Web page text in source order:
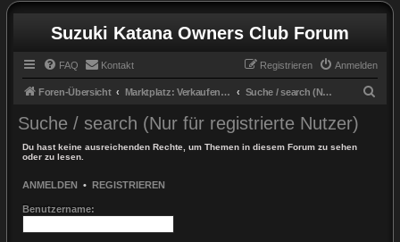
Suzuki Katana Owners Club Forum
FAQ Kontakt Anmelden
Registrieren
Foren-Übersicht Marktplatz: Verkaufen & Kaufen / marketplace: sell & buy Suche / search (Nur für registrierte Nutzer)
Suche / search (Nur für registrierte Nutzer)
Du hast keine ausreichenden Rechte, um Themen in diesem Forum zu sehen
oder zu lesen.
ANMELDEN • REGISTRIEREN
Benutzername: